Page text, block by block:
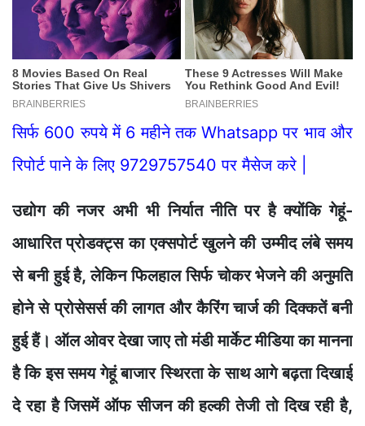
सिर्फ 600 रुपये में 6 महीने तक Whatsapp पर भाव और
रिपोर्ट पाने के लिए 9729757540 पर मैसेज करे |
उदोगकी नजरअभीभीनिर्यातनीतिपरहैक्यकिगेहूं-
आधारितप्रोडक्ट्सकाएक्सपोर्ट खुलनेकीउम्मीदलंबे समय
सबनी हुईहै, लेकिनफिलहालसिर्फ चोकरभेजने की अनुमति
होने से प्रोसेसर्सकी लागतऔर कैरिंगचार्ज कीदिक्कतें बनी
हुईहैं। ऑल ओवर देखा जाए तोमंडी मार्केट मीडिया का मानना
है कि इस समय गेहूं बाजार स्थिरताके साथआगेबढ़ता दिखाई
देरहा हैजिसमें ऑफ सीजनकी हलकीतेजी तोदिखरही है,